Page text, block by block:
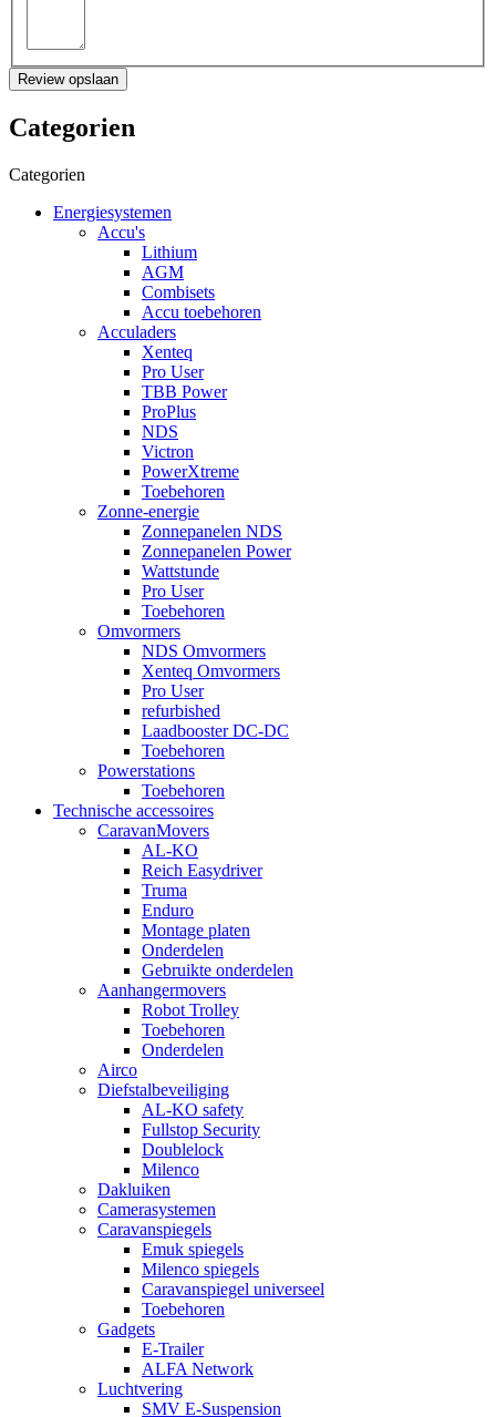
Review opslaan
Categorien
Categorien
Energiesystemen
Accu's
Lithium
AGM
Combisets
Accu toebehoren
Acculaders
Xenteq
Pro User
TBB Power
ProPlus
NDS
Victron
PowerXtreme
Toebehoren
Zonne-energie
Zonnepanelen NDS
Zonnepanelen Power
Wattstunde
Pro User
Toebehoren
Omvormers
NDS Omvormers
Xenteq Omvormers
Pro User
refurbished
Laadbooster DC-DC
Toebehoren
Powerstations
Toebehoren
Technische accessoires
CaravanMovers
AL-KO
Reich Easydriver
Truma
Enduro
Montage platen
Onderdelen
Gebruikte onderdelen
Aanhangermovers
Robot Trolley
Toebehoren
Onderdelen
Airco
Diefstalbeveiliging
AL-KO safety
Fullstop Security
Doublelock
Milenco
Dakluiken
Camerasystemen
Caravanspiegels
Emuk spiegels
Milenco spiegels
Caravanspiegel universeel
Toebehoren
Gadgets
E-Trailer
ALFA Network
Luchtvering
SMV E-Suspension